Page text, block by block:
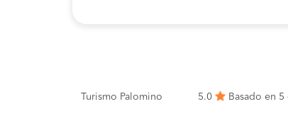
Turismo Palomino 5.0 Basado en 5